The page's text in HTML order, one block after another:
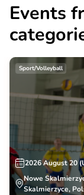
Events
Sport/Volleyball
2026 August 20
Nowe
Skalmierzyce,